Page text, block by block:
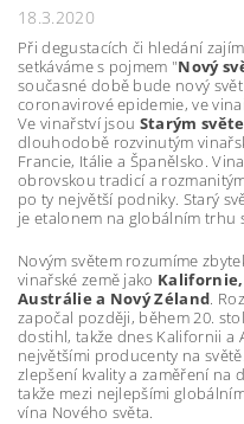
18.3.2020
Při degustacích či hledání
setkáváme s pojmem "Nový
současné době bude nový
coronavirové epidemie, ve
Ve vinařství jsou Starým
dlouhodobě rozvinutým
Francie, Itálie a Španělsko.
obrovskou tradicí a
po ty největší podniky. Starý
je etalonem na globálním trhu
Novým světem rozumíme
vinařské země jako
Austrálie a Nový Zéland.
započal později, během 20.
dostihl, takže dnes Kalifornii a
největšími producenty na
zlepšení kvality a zaměření na
takže mezi nejlepšími
vína Nového světa.